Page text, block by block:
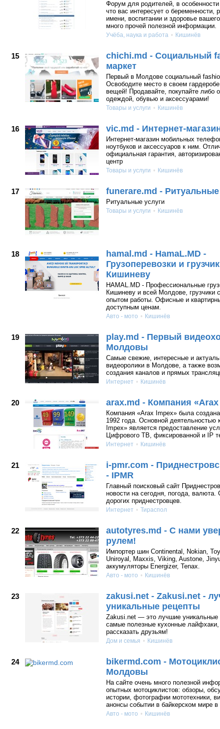
Форум для родителей, в
что вас интересует о беременности,
имени, воспитании и здоровье
много прочей полезной информации.
Учёба, наука и работа Кишинёв
15
chichi.md - Cоциальный
маркет
Первый в Молдове социальный
Освободите место в своем
вещей! Продавайте, покупайте либо
одеждой, обувью и аксессуарами!
Товары и услуги Кишинёв
16 vic.md - Интернет-
Интернет-магазин мобильных
ноутбуков и аксессуаров к ним.
официальная гарантия,
центр
Товары и услуги Кишинёв
17 funerare.md - Ритуальные
Ритуальные услуги
Товары и услуги Кишинёв
18
hamal.md - HamaL.MD -
Грузоперевозки и
Кишиневу
HAMAL.MD - Профессиональные
Кишиневу и всей Молдове, грузчики
опытом работы. Офисные и
доступным ценам.
Авто - мото Кишинёв
19
play.md - Первый
Молдовы
Самые свежие, интересные и
видеоролики в Молдове, а также
создания каналов и прямых
Интернет Кишинёв
20 arax.md - Компания
Компания «Arax Impex» была
1992 года. Основной деятельностью
Impex» является предоставление
Цифрового ТВ, фиксированной и IP
Интернет Кишинёв
21
i-pmr.com -
- IPMR
Главный поисковый сайт
новости на сегодня, погода, валюта.
дорогих приднестровцев.
Интернет Тираспол
22
autotyres.md - С нами
рулем!
Импортер шин Continental, Nokian,
Uniroyal, Maxxis, Viking, Austone,
аккумуляторы Energizer, Tenax.
Авто - мото Кишинёв
23
zakusi.net - Zakusi.net -
уникальные рецепты
Zakusi.net — это лучшие уникальные
самые полезные кухонные лайфхаки,
рассказать друзьям!
Дом и семья Кишинёв
24
bikermd.com -
Молдовы
На сайте очень много полезной
опытных мотоциклистов: обзоры,
истории, фотографии мототехники,
анонсы событии в байкерском мире
Авто - мото Кишинёв